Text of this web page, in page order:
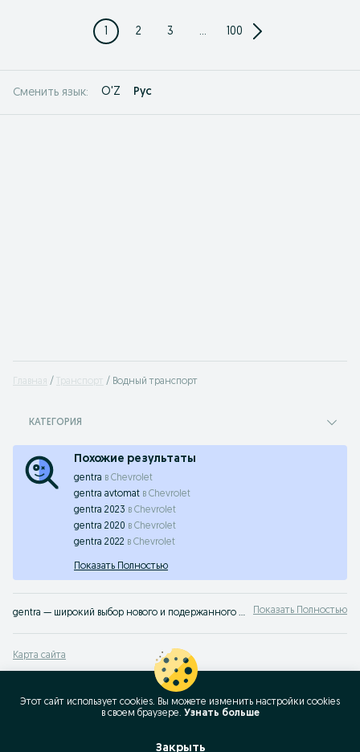
1 2 3 ... 100
Сменить язык: O'Z Рус
Главная Транспорт Водный транспорт
КАТЕГОРИЯ
Похожие результаты
gentra в Chevrolet
gentra avtomat в Chevrolet
gentra 2023 в Chevrolet
gentra 2020 в Chevrolet
gentra 2022 в Chevrolet
Показать Полностью
gentra — широкий выбор нового и подержанного водного транспорта в Узбекистане ✔️ Актуальные цены и выгодные предложения ⭐ Удобная покупка и продажа водного транспорта на OLX.uz Показать Полностью
Карта сайта
Карта бизнес-страницы
Популярные запросы
Этот сайт использует cookies. Вы можете изменить настройки cookies
в своeм браузере. Узнать больше
Закрыть